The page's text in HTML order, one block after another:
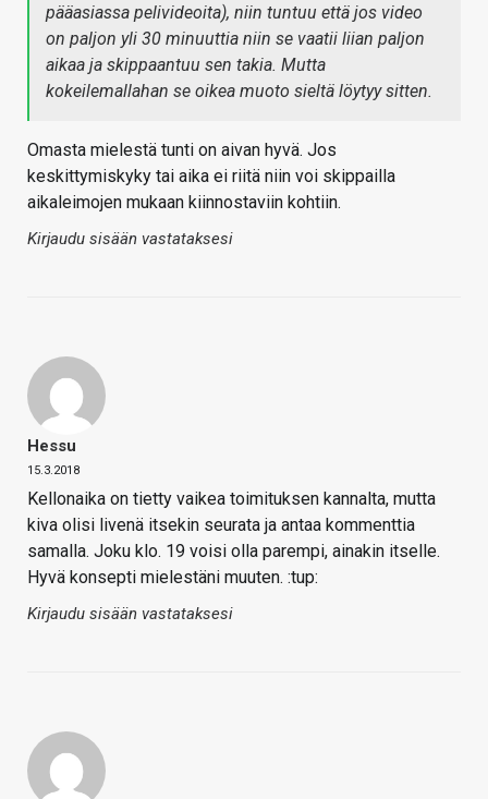
pääasiassa pelivideoita), niin tuntuu että jos video
on paljon yli 30 minuuttia niin se vaatii liian paljon
aikaa ja skippaantuu sen takia. Mutta
kokeilemallahan se oikea muoto sieltä löytyy sitten.
Omasta mielestä tunti on aivan hyvä. Jos
keskittymiskyky tai aika ei riitä niin voi skippailla
aikaleimojen mukaan kiinnostaviin kohtiin.
Kirjaudu sisään vastataksesi
Hessu
15.3.2018
Kellonaika on tietty vaikea toimituksen kannalta, mutta
kiva olisi livenä itsekin seurata ja antaa kommenttia
samalla. Joku klo. 19 voisi olla parempi, ainakin itselle.
Hyvä konsepti mielestäni muuten. :tup:
Kirjaudu sisään vastataksesi